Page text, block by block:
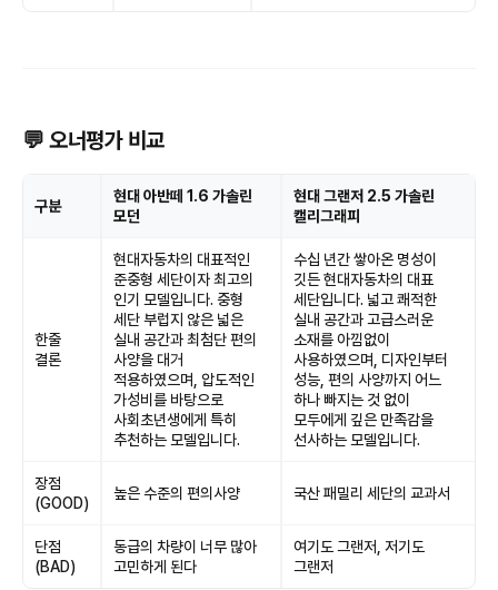
💬 오너평가 비교
구분
현대 아반떼 1.6 가솔린
모던
현대 그랜저 2.5 가솔린
캘리그래피
한줄
결론
현대자동차의 대표적인
준중형 세단이자 최고의
인기 모델입니다. 중형
세단 부럽지 않은 넓은
실내 공간과 최첨단 편의
사양을 대거
적용하였으며, 압도적인
가성비를 바탕으로
사회초년생에게 특히
추천하는 모델입니다.
수십 년간 쌓아온 명성이
깃든 현대자동차의 대표
세단입니다. 넓고 쾌적한
실내 공간과 고급스러운
소재를 아낌없이
사용하였으며, 디자인부터
성능, 편의 사양까지 어느
하나 빠지는 것 없이
모두에게 깊은 만족감을
선사하는 모델입니다.
장점
(GOOD)
높은 수준의 편의사양 국산 패밀리 세단의 교과서
단점
(BAD)
동급의 차량이 너무 많아
고민하게 된다
여기도 그랜저, 저기도
그랜저